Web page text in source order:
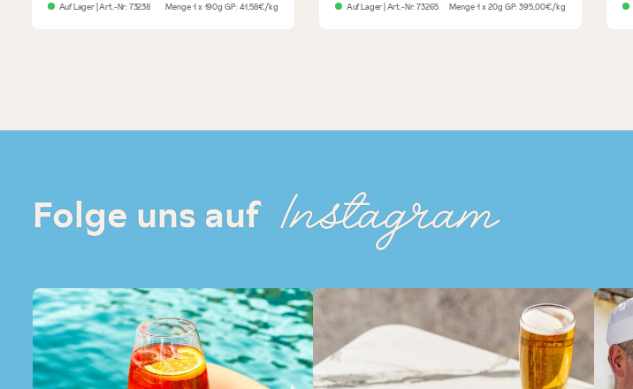
Auf Lager| Art.-Nr:73238 Menge1 x 190gGP: 41,58€/kg Auf Lager| Art.-Nr:73265 Menge1 x 20g GP: 395,00€/kg
Folge uns auf Instagram